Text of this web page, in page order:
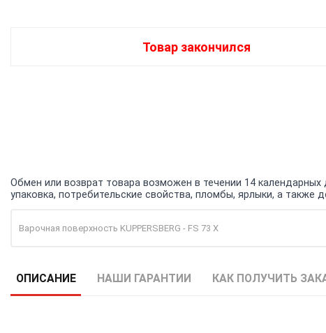
Товар закончился
Обмен или возврат товара возможен в течении 14
упаковка, потребительские свойства, пломбы, ярлыки, а
Варочная поверхность KUPPERSBERG - FS 73 X
ОПИСАНИЕ НАШИ ГАРАНТИИ КАК ПОЛУЧИТЬ